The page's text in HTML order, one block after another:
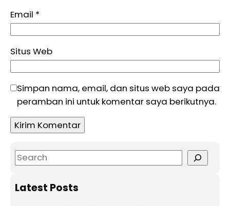
Email *
Situs Web
Simpan nama, email, dan situs web saya pada
peramban ini untuk komentar saya berikutnya.
S
e
aLatest Posts